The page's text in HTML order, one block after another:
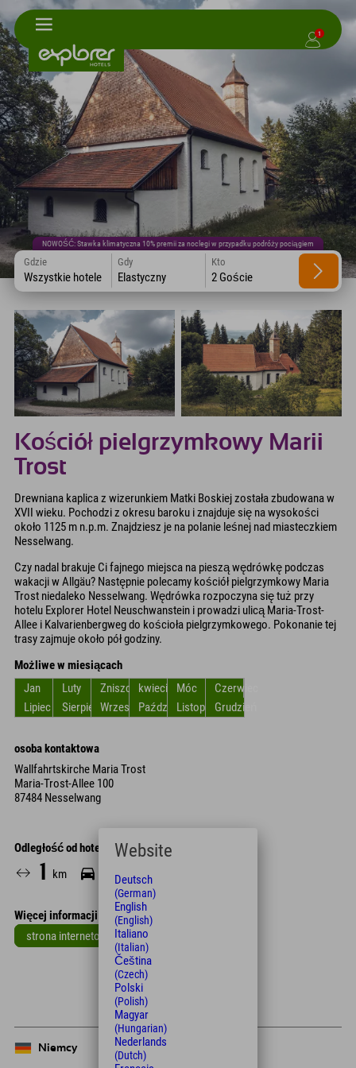
1
NOWOŚĆ: Stawka klimatyczna 10% premii za noclegi w przypadku podróży pociągiem
Gdzie
Wszystkie hotele
Gdy
Elastyczny
Kto
2 Goście
Kościół pielgrzymkowy Marii
Trost
Drewniana kaplica z wizerunkiem Matki Boskiej została zbudowana w
XVII wieku. Pochodzi z okresu baroku i znajduje się na wysokości
około 1125 m n.p.m. Znajdziesz je na polanie leśnej nad miasteczkiem
Nesselwang.
Czy nadal brakuje Ci fajnego miejsca na pieszą wędrówkę podczas
wakacji w Allgäu? Następnie polecamy kościół pielgrzymkowy Maria
Trost niedaleko Nesselwang. Wędrówka rozpoczyna się tuż przy
hotelu Explorer Hotel Neuschwanstein i prowadzi ulicą Maria-Trost-
Allee i Kalvarienbergweg do kościoła pielgrzymkowego. Pokonanie tej
trasy zajmuje około pół godziny.
Możliwe w miesiącach
Jan
Luty ZniszczyćkwiecieńMóc
Czerwiec
Lipiec
Sierpień WrzesieńPaździernikListopadGrudzień
osoba kontaktowa
Wallfahrtskirche Maria Trost
Maria-Trost-Allee 100
87484 Nesselwang
Odległość od hotelu
1 km 32 Min.
Więcej informacji
strona internetowa
Leaflet
Niemcy
Website
Deutsch
(German)
English
(English)
Italiano
(Italian)
Čeština
(Czech)
Polski
(Polish)
Magyar
(Hungarian)
Nederlands
(Dutch)